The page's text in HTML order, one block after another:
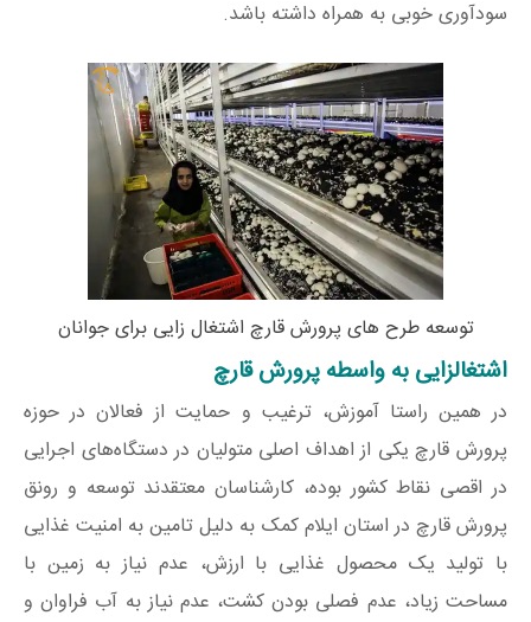
سودآوری خوبی به همراه داشته باشد.
توسعه طرح های پرورش قارچ اشتغال زایی برای جوانان
اشتغالزایی به واسطه پرورش قارچ
در همین راستا آموزش، ترغیب و حمایت از فعالان در حوزه
پرورش قارچ یکی از اهداف اصلی متولیان در دستگاه‌های اجرایی
در اقصی نقاط کشور بوده، کارشناسان معتقدند توسعه و رونق
پرورش قارچ در استان ایلام کمک به دلیل تامین به امنیت غذایی
با تولید یک محصول غذایی با ارزش، عدم نیاز به زمین با
مساحت زیاد، عدم فصلی بودن کشت، عدم نیاز به آب فراوان و